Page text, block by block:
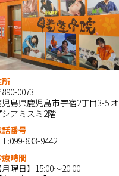
890-0073
島県鹿児島市宇宿2丁目3-5 オ
シアミスミ2階
話番号
833-9442
時間
月曜日】15:00～20:00